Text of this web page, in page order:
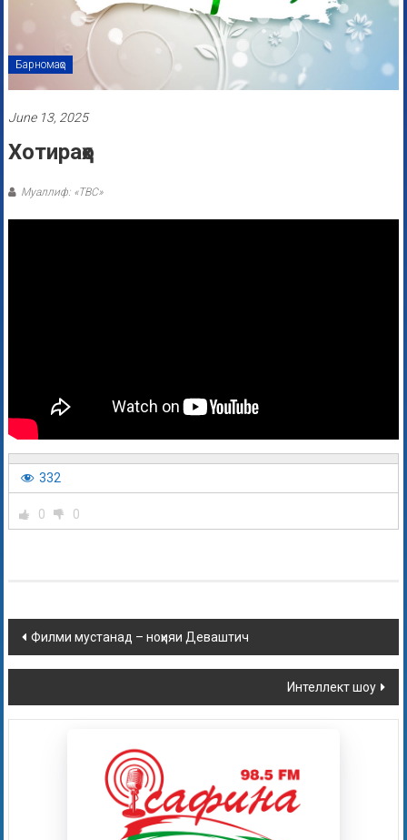
Барномаҳо
June 13, 2025
Хотираҳо
Муаллиф: «ТВС»
332
0 0
Филми мустанад – ноҳияи Деваштич
Интеллект шоу